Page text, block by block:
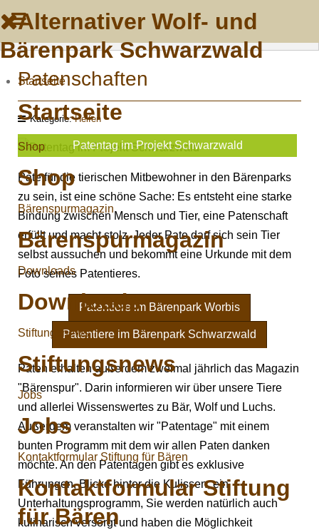
Alternativer Wolf- und
Bärenpark Schwarzwald
Startseite
Startseite
Shop
Shop
Bärenspurmagazin
Bärenspurmagazin
Downloads
Downloads
Stiftungsnews
Stiftungsnews
Jobs
Jobs
Kontaktformular Stiftung für Bären
Kontaktformular Stiftung
für Bären
Patenschaften
Kategorie:Helfen
Patentag im Projekt Schwarzwald
Pate für die tierischen Mitbewohner in den Bärenparks
zu sein, ist eine schöne Sache: Es entsteht eine starke
Bindung zwischen Mensch und Tier, eine Patenschaft
erfüllt und macht stolz. Jeder Pate darf sich sein Tier
selbst aussuchen und bekommt eine Urkunde mit dem
Foto seines Patentieres.
Patentiere im Bärenpark Worbis
Patentiere im Bärenpark Schwarzwald
Paten erhalten außerdem zweimal jährlich das Magazin
"Bärenspur". Darin informieren wir über unsere Tiere
und allerlei Wissenswertes zu Bär, Wolf und Luchs.
Außerdem veranstalten wir "Patentage" mit einem
bunten Programm mit dem wir allen Paten danken
möchte. An den Patentagen gibt es exklusive
Führungen, Blicke hinter die Kulissen, ein
Unterhaltungsprogramm, Sie werden natürlich auch
kulinarisch versorgt und haben die Möglichkeit